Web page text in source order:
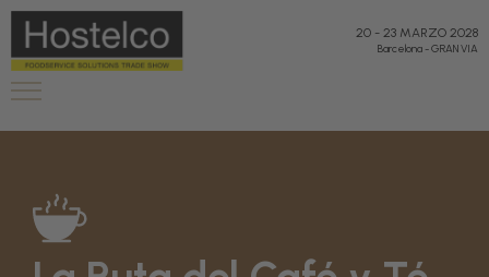
20 - 23 MARZO 2028
Barcelona-GRAN VIA